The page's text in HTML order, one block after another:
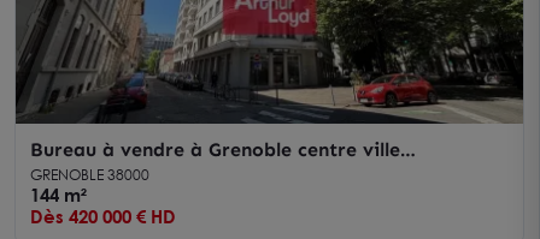
Bureau à vendre à Grenoble centre ville
climatisation réversible et cuisine
GRENOBLE 38000
144 m²
Dès 420 000 € HD